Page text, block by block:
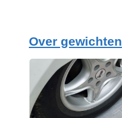
Over gewichten